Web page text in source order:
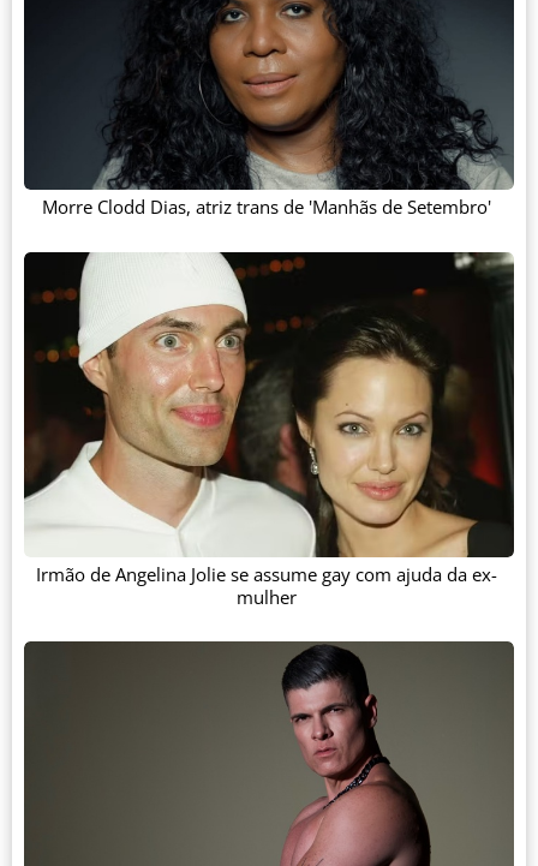
Morre Clodd Dias, atriz trans de 'Manhãs de Setembro'
Irmão de Angelina Jolie se assume gay com ajuda da ex-
mulher